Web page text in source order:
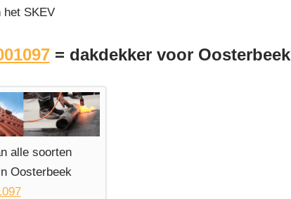
het SKEV
= dakdekker voor Oosterbeek
alle soorten
Oosterbeek